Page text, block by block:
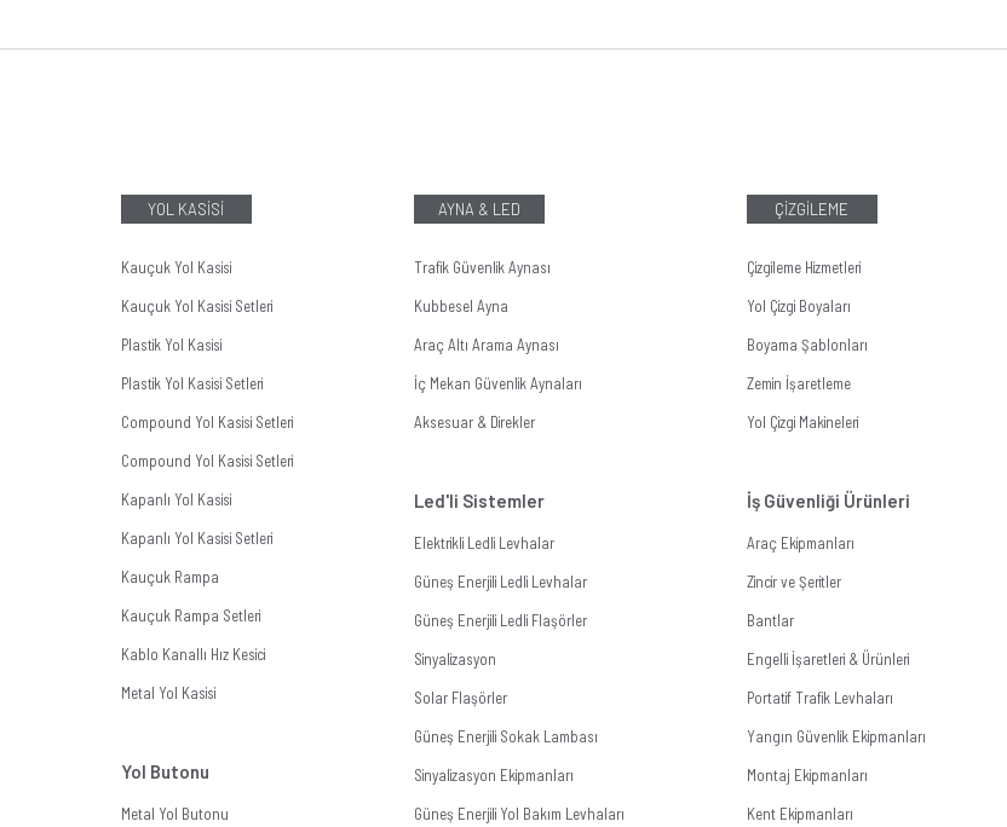
YOL KASİSİ
Kauçuk Yol Kasisi
Kauçuk Yol Kasisi Setleri
Plastik Yol Kasisi
Plastik Yol Kasisi Setleri
Compound Yol Kasisi Setleri
Compound Yol Kasisi Setleri
Kapanlı Yol Kasisi
Kapanlı Yol Kasisi Setleri
Kauçuk Rampa
Kauçuk Rampa Setleri
Kablo Kanallı Hız Kesici
Metal Yol Kasisi
Yol Butonu
Metal Yol Butonu
AYNA & LED
Trafik Güvenlik Aynası
Kubbesel Ayna
Araç Altı Arama Aynası
İç Mekan Güvenlik Aynaları
Aksesuar & Direkler
Led'li Sistemler
Elektrikli Ledli Levhalar
Güneş Enerjili Ledli Levhalar
Güneş Enerjili Ledli Flaşörler
Sinyalizasyon
Solar Flaşörler
Güneş Enerjili Sokak Lambası
Sinyalizasyon Ekipmanları
Güneş Enerjili Yol Bakım Levhaları
ÇİZGİLEME
Çizgileme Hizmetleri
Yol Çizgi Boyaları
Boyama Şablonları
Zemin İşaretleme
Yol Çizgi Makineleri
İş Güvenliği Ürünleri
Araç Ekipmanları
Zincir ve Şeritler
Bantlar
Engelli İşaretleri & Ürünleri
Portatif Trafik Levhaları
Yangın Güvenlik Ekipmanları
Montaj Ekipmanları
Kent Ekipmanları